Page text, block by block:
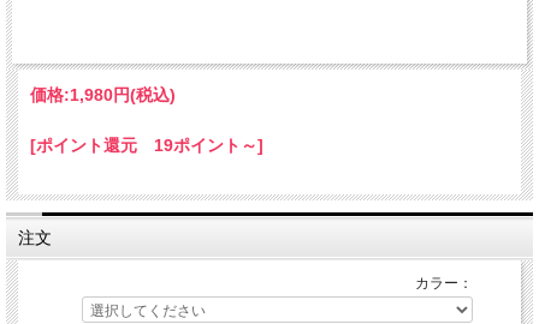
価格:1,980円(税込)
[ポイント還元 19ポイント～]
注文
カラー：